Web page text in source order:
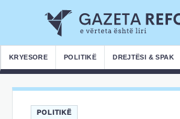
KRYESORE POLITIKË DREJTËSI & SPAK
POLITIKË